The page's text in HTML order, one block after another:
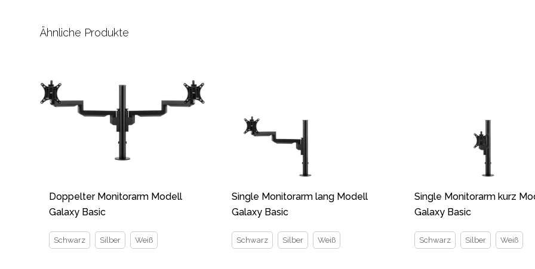
Ähnliche Produkte
Doppelter Monitorarm Modell
Galaxy Basic
Schwarz Silber Weiß
Single Monitorarm lang Modell
Galaxy Basic
Schwarz Silber Weiß
Single Monitorarm kurz
Galaxy Basic
Schwarz Silber Weiß